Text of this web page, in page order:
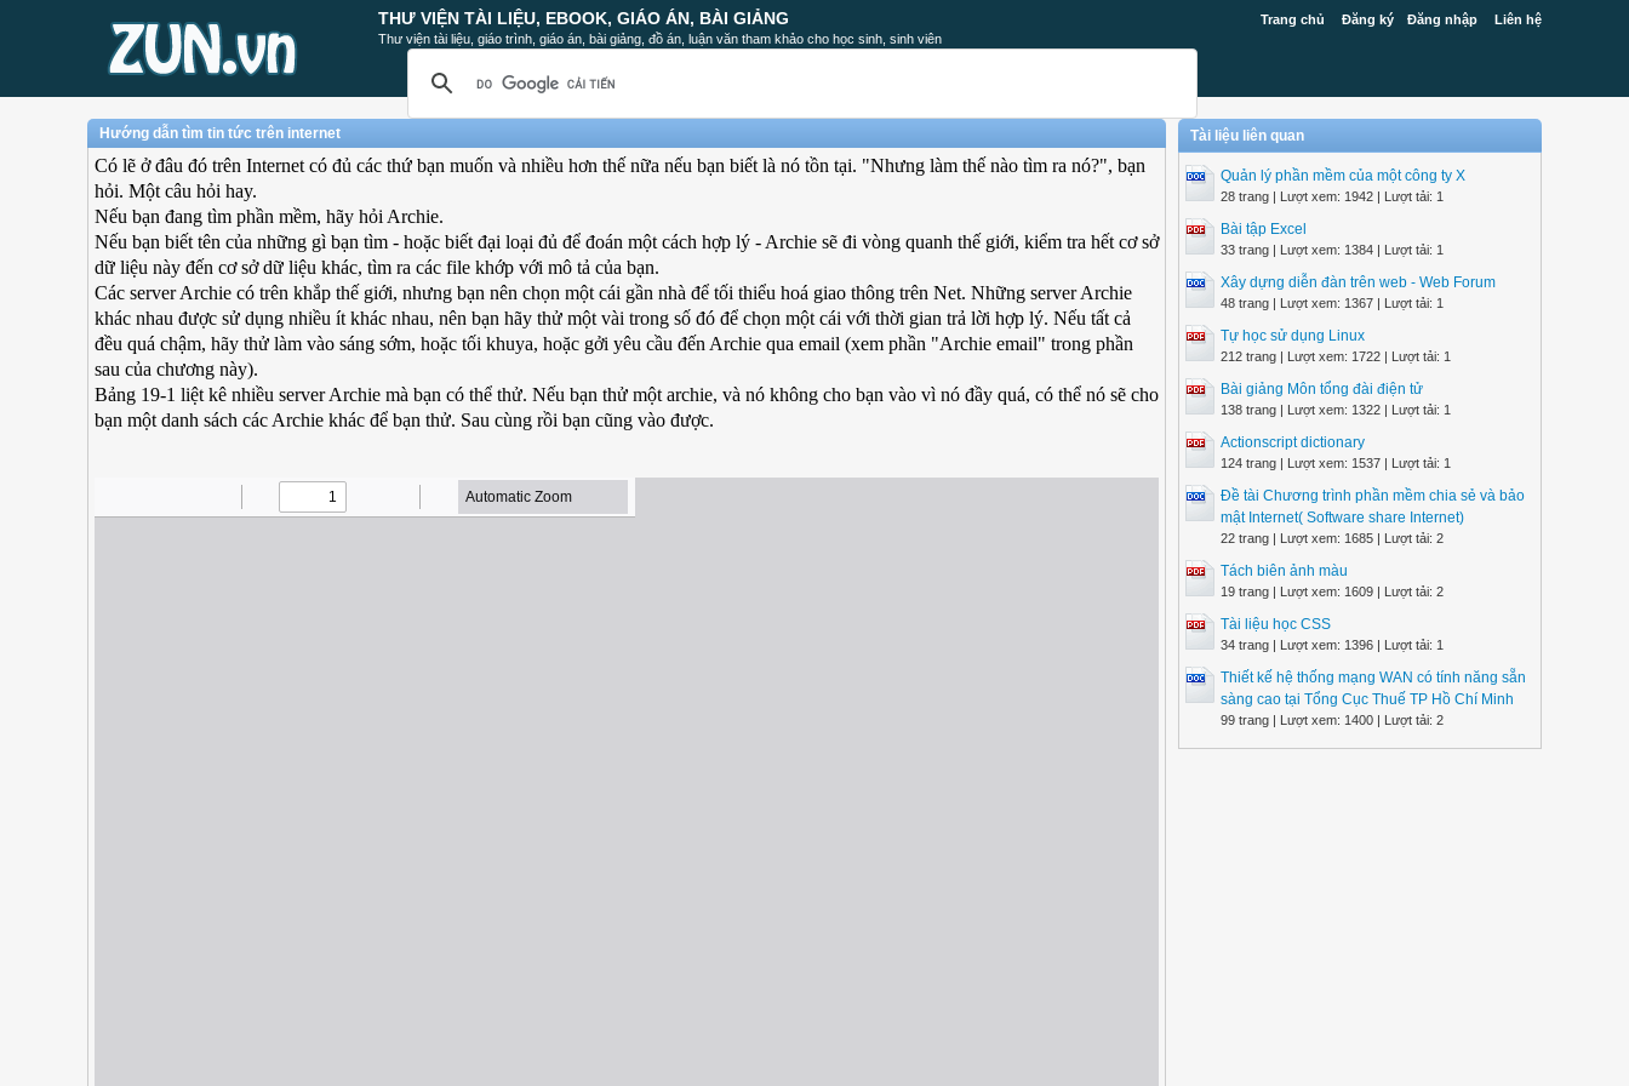
Trang chủ Đăng ký Đăng nhập Liên hệ
THƯ VIỆN TÀI LIỆU, EBOOK, GIÁO ÁN, BÀI GIẢNG
Thư viện tài liệu, giáo trình, giáo án, bài giảng, đồ án, luận văn tham khảo cho học sinh, sinh viên
Hướng dẫn tìm tin tức trên internet
Có lẽ ở đâu đó trên Internet có đủ các thứ bạn muốn và nhiều hơn thế nữa nếu bạn biết là nó tồn tại. "Nhưng làm thế nào tìm ra nó?", bạn
hỏi. Một câu hỏi hay.
Nếu bạn đang tìm phần mềm, hãy hỏi Archie.
Nếu bạn biết tên của những gì bạn tìm - hoặc biết đại loại đủ để đoán một cách hợp lý - Archie sẽ đi vòng quanh thế giới, kiểm tra hết cơ sở
dữ liệu này đến cơ sở dữ liệu khác, tìm ra các file khớp với mô tả của bạn.
Các server Archie có trên khắp thế giới, nhưng bạn nên chọn một cái gần nhà để tối thiểu hoá giao thông trên Net. Những server Archie
khác nhau được sử dụng nhiều ít khác nhau, nên bạn hãy thử một vài trong số đó để chọn một cái với thời gian trả lời hợp lý. Nếu tất cả
đều quá chậm, hãy thử làm vào sáng sớm, hoặc tối khuya, hoặc gởi yêu cầu đến Archie qua email (xem phần "Archie email" trong phần
sau của chương này).
Bảng 19-1 liệt kê nhiều server Archie mà bạn có thể thử. Nếu bạn thử một archie, và nó không cho bạn vào vì nó đầy quá, có thể nó sẽ cho
bạn một danh sách các Archie khác để bạn thử. Sau cùng rồi bạn cũng vào được.
Tài liệu liên quan
Quản lý phần mềm của một công ty X
28 trang | Lượt xem: 1942 | Lượt tải: 1
Bài tập Excel
33 trang | Lượt xem: 1384 | Lượt tải: 1
Xây dựng diễn đàn trên web - Web Forum
48 trang | Lượt xem: 1367 | Lượt tải: 1
Tự học sử dụng Linux
212 trang | Lượt xem: 1722 | Lượt tải: 1
Bài giảng Môn tổng đài điện tử
138 trang | Lượt xem: 1322 | Lượt tải: 1
Actionscript dictionary
124 trang | Lượt xem: 1537 | Lượt tải: 1
Đề tài Chương trình phần mềm chia sẻ và bảo
mật Internet( Software share Internet)
22 trang | Lượt xem: 1685 | Lượt tải: 2
Tách biên ảnh màu
19 trang | Lượt xem: 1609 | Lượt tải: 2
Tài liệu học CSS
34 trang | Lượt xem: 1396 | Lượt tải: 1
Thiết kế hệ thống mạng WAN có tính năng sẵn
sàng cao tại Tổng Cục Thuế TP Hồ Chí Minh
99 trang | Lượt xem: 1400 | Lượt tải: 2